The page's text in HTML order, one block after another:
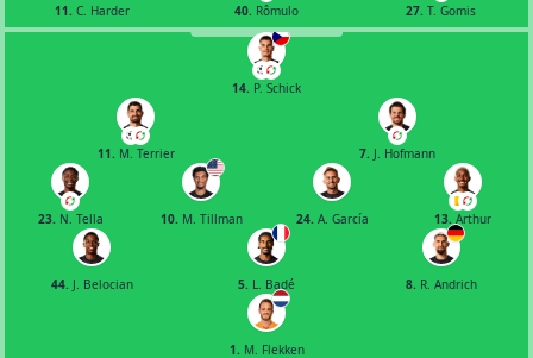
11. C. Harder 40. Rômulo 27. T. Gomis
14. P. Schick
11. M. Terrier 7. J. Hofmann
23. N. Tella 10. M. Tillman 24. A. García 13. Arthur
44. J. Belocian 5. L. Badé 8. R. Andrich
1. M. Flekken